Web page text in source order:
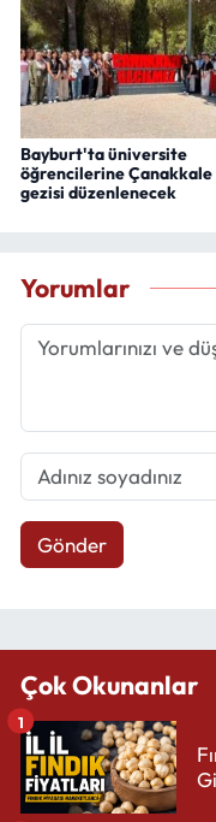
Bayburt'ta üniversite
öğrencilerine Çanakkale
gezisi düzenlenecek
Yorumlar
Gönder
Çok Okunanlar
1